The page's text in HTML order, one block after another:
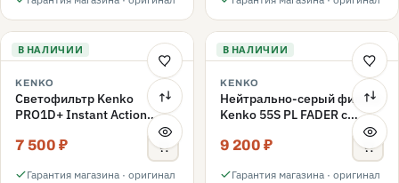
В НАЛИЧИИ
KENKO
Светофильтр Kenko
PRO1D+ Instant Action
Variable NDX3-450+C-PLS
переменной плотности
7 500 ₽
Гарантия магазина · оригинал
В НАЛИЧИИ
KENKO
Нейтрально-серый фильтр
Kenko 55S PL FADER с
переменной плотностью
ND3-ND400 55mm
9 200 ₽
Гарантия магазина · оригинал